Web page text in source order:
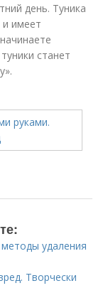
день. Туника
и имеет
станет
удаления
Творчески